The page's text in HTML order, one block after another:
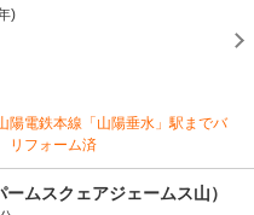
)
電鉄本線「山陽垂水」駅までバ
フォーム済
ムスクェアジェームス山）